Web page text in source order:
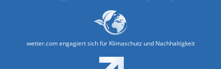
wetter.com engagiert sich für Klimaschutz und Nachhaltigkeit